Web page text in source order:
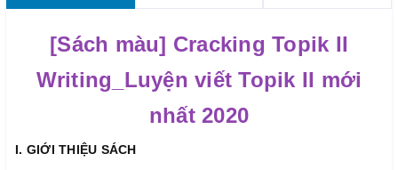
[Sách màu] Cracking Topik II
Writing_Luyện viết Topik II mới
nhất 2020
I. GIỚI THIỆU SÁCH